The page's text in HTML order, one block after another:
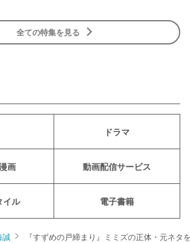
全ての特集を見る
ドラマ
画 動画配信サービス
イル 電子書籍
誠 『すずめの戸締まり』ミミズの正体・元ネ